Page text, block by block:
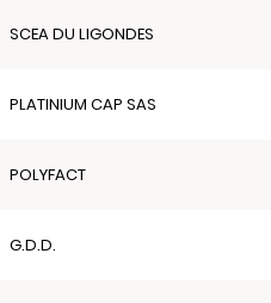
SCEA DU LIGONDES
PLATINIUM CAP SAS
POLYFACT
G.D.D.